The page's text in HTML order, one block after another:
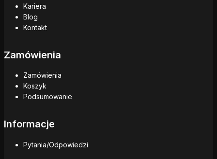
Kariera
Blog
Kontakt
Zamówienia
Zamówienia
Koszyk
Podsumowanie
Informacje
Pytania/Odpowiedzi